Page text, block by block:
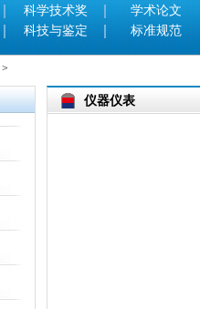
科学技术奖
学术论文
科技与鉴定 标准规范
>
仪器仪表